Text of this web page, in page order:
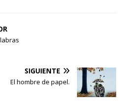
SIGUIENTE
El hombre de papel.